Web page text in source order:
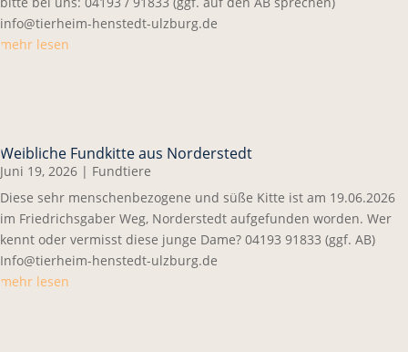
info@tierheim-henstedt-ulzburg.de
mehr lesen
Weibliche Fundkitte aus Norderstedt
Juni 19, 2026 | Fundtiere
Diese sehr menschenbezogene und süße Kitte ist am 19.06.2026
im Friedrichsgaber Weg, Norderstedt aufgefunden worden. Wer
kennt oder vermisst diese junge Dame? 04193 91833 (ggf. AB)
Info@tierheim-henstedt-ulzburg.de
mehr lesen